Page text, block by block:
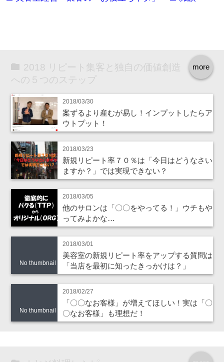
more
2018 リピート集客と独自の価値創造
への５つのステップ
2018/03/30
案ずるより産むが易し！インプットしたらア
ウトプット！
2018/03/23
新規リピート率７０％は「今日はどうなさい
ますか？」では実現できない？
2018/03/05
他のサロンは「〇〇をやってる！」ウチもや
ってみよかな…
No thumbnail
2018/03/01
美容室の新規リピート率をアップする質問は
「当店を最初に知ったきっかけは？」
No thumbnail
2018/02/27
「〇〇なお客様」が増えてほしい！実は「〇
〇なお客様」も理想だ！